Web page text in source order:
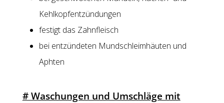
Kehlkopfentzündungen
festigt das Zahnfleisch
bei entzündeten Mundschleimhäuten und
Aphten
# Waschungen und Umschläge mit